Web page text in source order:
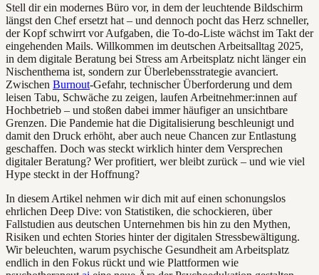
Stell dir ein modernes Büro vor, in dem der leuchtende Bildschirm
längst den Chef ersetzt hat – und dennoch pocht das Herz schneller,
der Kopf schwirrt vor Aufgaben, die To-do-Liste wächst im Takt der
eingehenden Mails. Willkommen im deutschen Arbeitsalltag 2025,
in dem digitale Beratung bei Stress am Arbeitsplatz nicht länger ein
Nischenthema ist, sondern zur Überlebensstrategie avanciert.
Zwischen Burnout-Gefahr, technischer Überforderung und dem
leisen Tabu, Schwäche zu zeigen, laufen Arbeitnehmer:innen auf
Hochbetrieb – und stoßen dabei immer häufiger an unsichtbare
Grenzen. Die Pandemie hat die Digitalisierung beschleunigt und
damit den Druck erhöht, aber auch neue Chancen zur Entlastung
geschaffen. Doch was steckt wirklich hinter dem Versprechen
digitaler Beratung? Wer profitiert, wer bleibt zurück – und wie viel
Hype steckt in der Hoffnung?
In diesem Artikel nehmen wir dich mit auf einen schonungslos
ehrlichen Deep Dive: von Statistiken, die schockieren, über
Fallstudien aus deutschen Unternehmen bis hin zu den Mythen,
Risiken und echten Stories hinter der digitalen Stressbewältigung.
Wir beleuchten, warum psychische Gesundheit am Arbeitsplatz
endlich in den Fokus rückt und wie Plattformen wie